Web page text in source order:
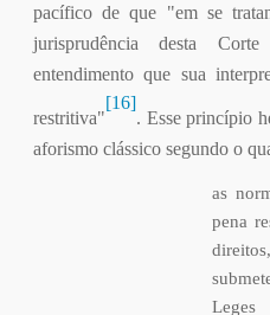
pacífico de que "em se
jurisprudência desta
entendimento que sua
restritiva"
[16]
. Esse princípio
aforismo clássico segundo o
as
pena
Leges